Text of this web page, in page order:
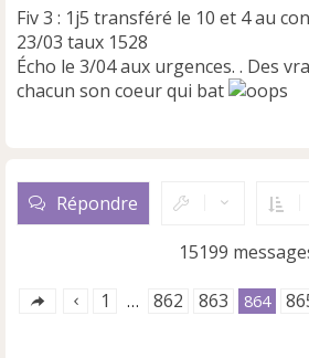
Fiv 3 : 1j5 transféré le 10 et 4 au
23/03 taux 1528
Écho le 3/04 aux urgences. . Des
chacun son coeur qui bat
Répondre
15199
1 … 862 863 864